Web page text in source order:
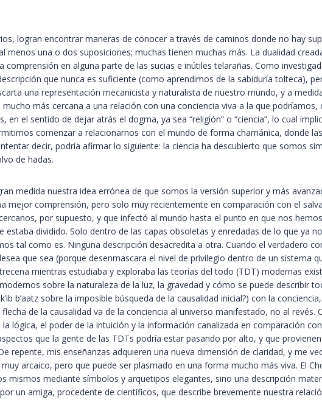
logran encontrar maneras de conocer a través de caminos donde no hay
menos una o dos suposiciones; muchas tienen muchas más. La dualidad
en alguna parte de las sucias e inútiles telarañas. Como
que nunca es suficiente (como aprendimos de la sabiduría tolteca),
una representación mecanicista y naturalista de nuestro mundo, y a
más cercana a una relación con una conciencia viva a la que
en el sentido de dejar atrás el dogma, ya sea “religión” o “ciencia”, lo cual
comenzar a relacionarnos con el mundo de forma chamánica, donde
decir, podría afirmar lo siguiente: la ciencia ha descubierto que somos
de hadas.
medida nuestra idea errónea de que somos la versión superior y más
mejor comprensión, pero solo muy recientemente en comparación con el
por supuesto, y que infectó al mundo hasta el punto en que nos
dividido. Solo dentro de las capas obsoletas y enredadas de lo que ya
tal como es. Ninguna descripción desacredita a otra. Cuando el verdadero
que sea (porque desenmascara el nivel de privilegio dentro de un sistema
mientras estudiaba y exploraba las teorías del todo (TDT) modernas
sobre la naturaleza de la luz, la gravedad y cómo se puede describir
b’aatz sobre la imposible búsqueda de la causalidad inicial?) con la
de la causalidad va de la conciencia al universo manifestado, no al
lógica, el poder de la intuición y la información canalizada en comparación
que la gente de las TDTs podría estar pasando por alto, y que
repente, mis enseñanzas adquieren una nueva dimensión de claridad, y me
arcaico, pero que puede ser plasmado en una forma mucho más viva. El
mismos mediante símbolos y arquetipos elegantes, sino una descripción
un amiga, procedente de científicos, que describe brevemente nuestra